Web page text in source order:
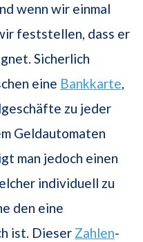
wenn wir einmal
feststellen, dass er
Sicherlich
eine Bankkarte,
zu jeder
Geldautomaten
man jedoch einen
individuell zu
den eine
ist. Dieser Zahlen-